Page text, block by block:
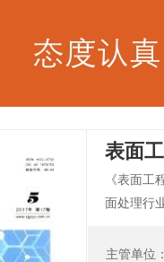
表面
《表面工
面处理行
术进展、
主管单位：